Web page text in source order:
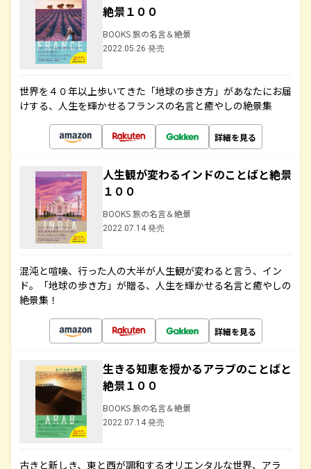
絶景１００
BOOKS 旅の名言＆絶景
2022.05.26 発売
世界を４０年以上歩いてきた「地球の歩き方」があなたにお届
けする、人生を輝かせるフランスの名言と癒やしの絶景集
詳細を見る
人生観が変わるインドのことばと絶景
１００
BOOKS 旅の名言＆絶景
2022.07.14 発売
混沌と喧噪、行った人の大半が人生観が変わると言う、イン
ド。「地球の歩き方」が贈る、人生を輝かせる名言と癒やしの
絶景集！
詳細を見る
生きる知恵を授かるアラブのことばと
絶景１００
BOOKS 旅の名言＆絶景
2022.07.14 発売
古きと新しき、東と西が調和するオリエンタルな世界、アラ